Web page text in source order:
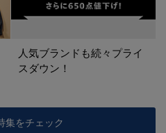
人気ブランドも続々プライ
スダウン！
集をチェック